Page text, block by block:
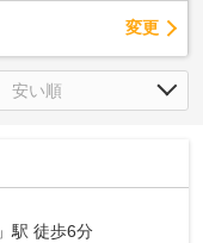
変更
」駅 徒歩6分